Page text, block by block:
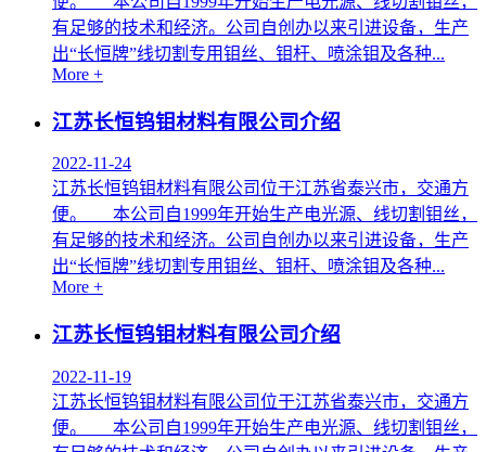
有足够的技术和经济。公司自创办以来引进设备，生产
出“长恒牌”线切割专用钼丝、钼杆、喷涂钼及各种...
More +
江苏长恒钨钼材料有限公司介绍
2022-11-24
江苏长恒钨钼材料有限公司位于江苏省泰兴市，交通方
便。 本公司自1999年开始生产电光源、线切割钼丝，
有足够的技术和经济。公司自创办以来引进设备，生产
出“长恒牌”线切割专用钼丝、钼杆、喷涂钼及各种...
More +
江苏长恒钨钼材料有限公司介绍
2022-11-19
江苏长恒钨钼材料有限公司位于江苏省泰兴市，交通方
便。 本公司自1999年开始生产电光源、线切割钼丝，